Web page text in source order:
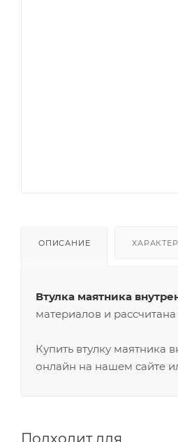
ОПИСАНИЕ
Втулка маятника
материалов и
Купить втулку маятника
онлайн на нашем сайте
Подходит для